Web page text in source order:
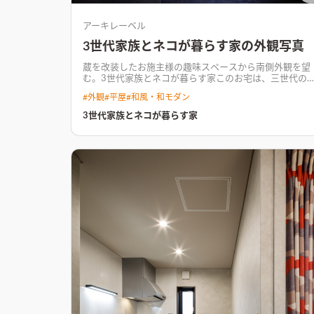
アーキレーベル
3世代家族とネコが暮らす家の外観写真
蔵を改装したお施主様の趣味スペースから南側外観を望
む。 3世代家族とネコが暮らす家このお宅は、三世代の
な空間づくりが特徴のお宅です。 濃いめのウォールナッ
トフローリングを基調にダークカラーでまとめたインテ
光る、木質感多めの空間となりました。
#外観#平屋#和風・和モダン
3世代家族とネコが暮らす家